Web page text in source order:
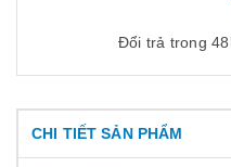
Đổi trả trong
CHI TIẾT SẢN PHẨM